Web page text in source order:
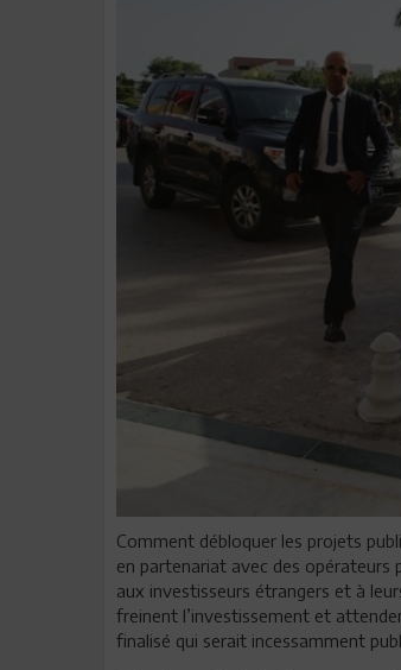
Comment débloquer les projets
en partenariat avec des
aux investisseurs étrangers et à
freinent l’investissement et
finalisé qui serait incessamment